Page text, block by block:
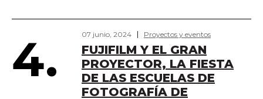
4. 07 junio, 2024 Proyectos y eventos
FUJIFILM Y EL GRAN
PROYECTOR, LA FIESTA
DE LAS ESCUELAS DE
FOTOGRAFÍA DE